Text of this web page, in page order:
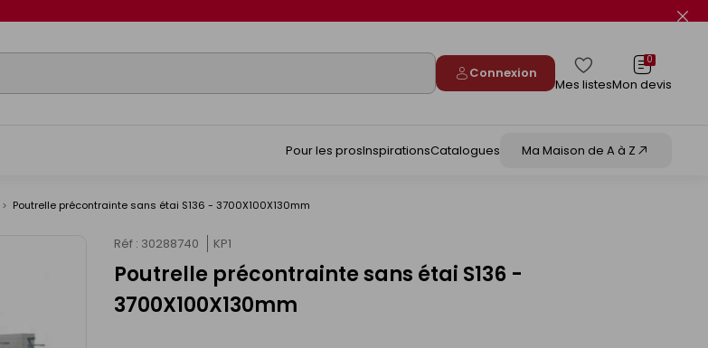
Connexion
Mes listes
0
Mon devis
Pour les prosInspirationsCatalogues Ma Maison de A à Z
Poutrelle précontrainte sans étai S136 - 3700X100X130mm
Réf : 30288740 KP1
Poutrelle précontrainte sans étai S136 -
3700X100X130mm